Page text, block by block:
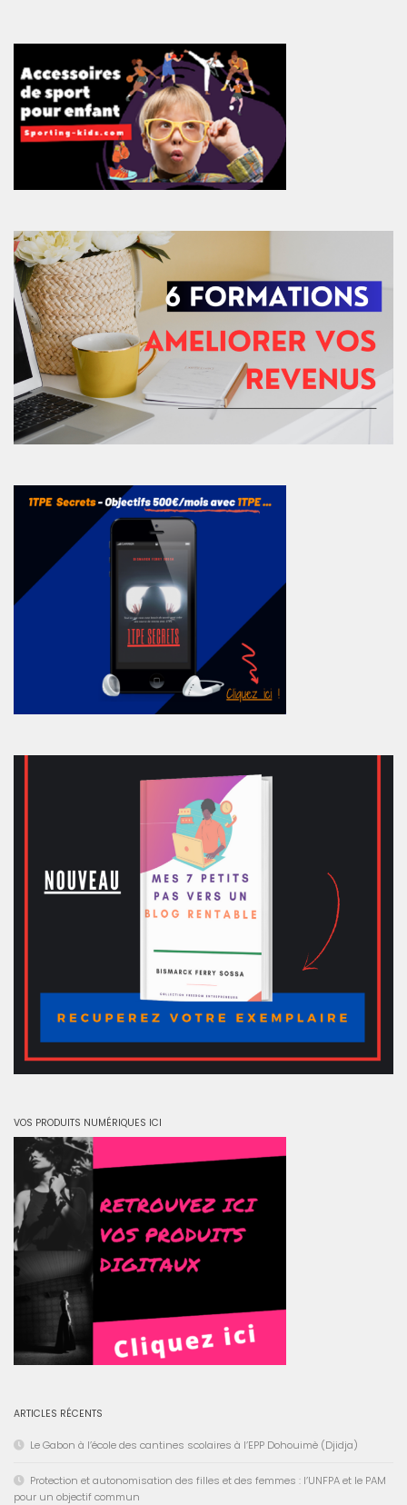
VOS PRODUITS NUMÉRIQUES ICI
ARTICLES RÉCENTS
Le Gabon à l’école des cantines scolaires à l’EPP Dohouimè (Djidja)
Protection et autonomisation des filles et des femmes : l’UNFPA et le PAM
pour un objectif commun